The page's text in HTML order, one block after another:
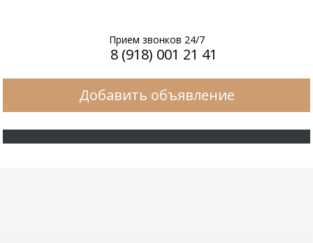
Прием звонков 24/7
8 (918) 001 21 41
Добавить объявление